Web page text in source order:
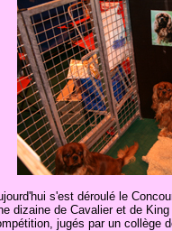
s'est déroulé le
dizaine de Cavalier et de
jugés par un collège